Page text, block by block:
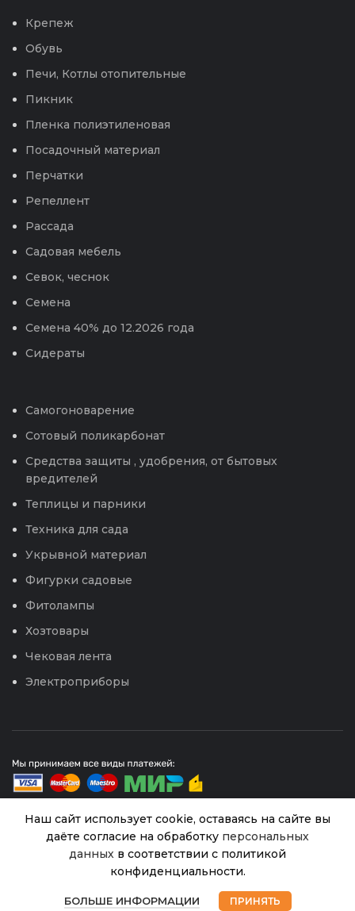
Крепеж
Обувь
Печи, Котлы отопительные
Пикник
Пленка полиэтиленовая
Посадочный материал
Перчатки
Репеллент
Рассада
Садовая мебель
Севок, чеснок
Семена
Семена 40% до 12.2026 года
Сидераты
Самогоноварение
Сотовый поликарбонат
Средства защиты , удобрения, от бытовых
вредителей
Теплицы и парники
Техника для сада
Укрывной материал
Фигурки садовые
Фитолампы
Хозтовары
Чековая лента
Электроприборы
Интернет магазин Успех. ИП Хрипунов Сергей
Александрович
ИНН 420800180243 / ОГРНИП 304420530300327
Наш сайт использует cookie, оставаясь на сайте вы
даёте согласие на обработку персональных
данных в соответствии с политикой
конфиденциальности.
БОЛЬШЕ ИНФОРМАЦИИ ПРИНЯТЬ
45.00₽
наличии